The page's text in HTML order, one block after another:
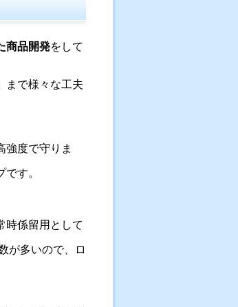
商品開発をして
まで様々な工夫
強度で守りま
す。
時係留用として
が多いので、ロ